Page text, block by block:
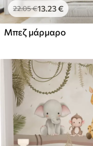
22.05€13.23€
Μπεζ μάρμαρο